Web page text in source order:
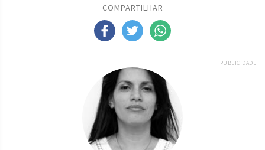
COMPARTILHAR
PUBLICIDADE